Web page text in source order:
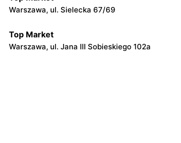
Warszawa, ul. Sielecka 67/69
Top Market
Warszawa, ul. Jana III Sobieskiego 102a